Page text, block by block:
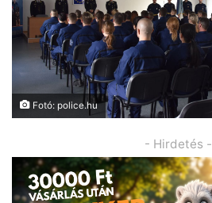
Fotó: police.hu
- Hirdetés -